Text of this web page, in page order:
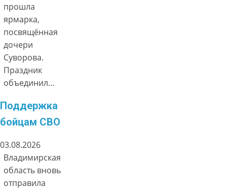
прошла
ярмарка,
посвящённая
дочери
Суворова.
Праздник
объединил…
Поддержка
бойцам СВО
03.08.2026
Владимирская
область вновь
отправила